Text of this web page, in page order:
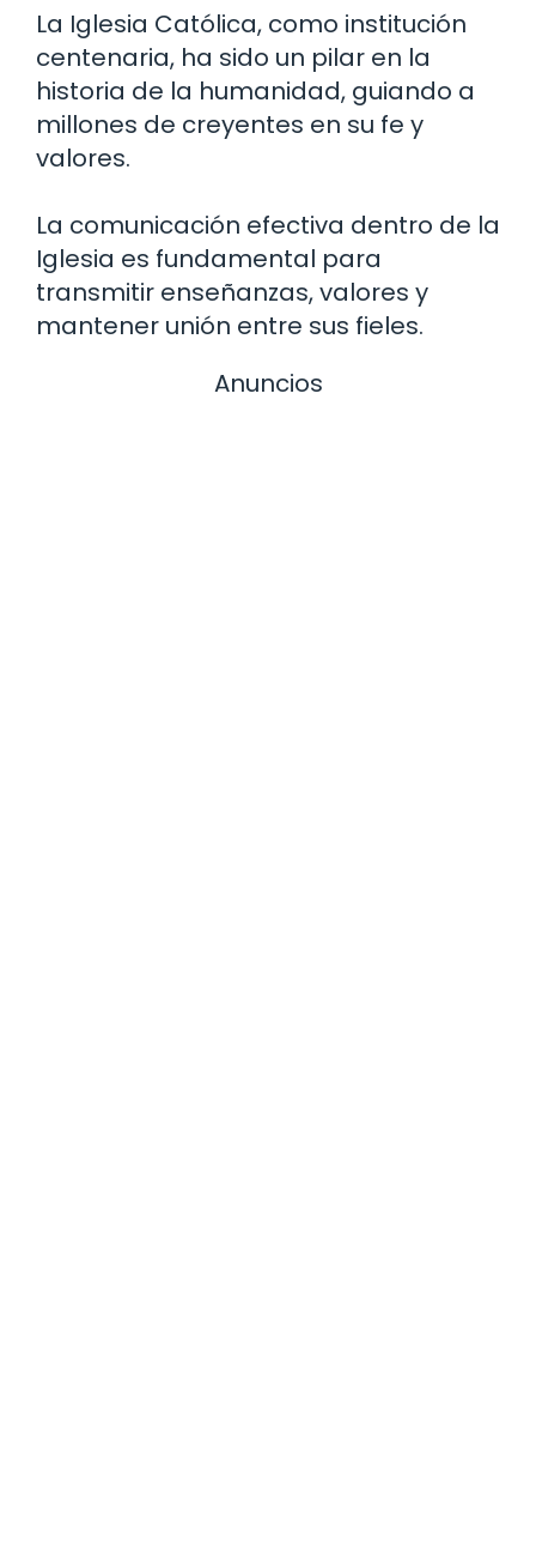
La Iglesia Católica, como institución
centenaria, ha sido un pilar en la
historia de la humanidad, guiando a
millones de creyentes en su fe y
valores.
La comunicación efectiva dentro de la
Iglesia es fundamental para
transmitir enseñanzas, valores y
mantener unión entre sus fieles.
Anuncios